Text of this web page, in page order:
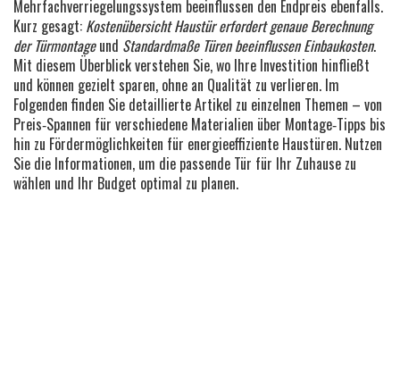
Mehrfachverriegelungssystem beeinflussen den Endpreis ebenfalls.
Kurz gesagt: Kostenübersicht Haustür erfordert genaue Berechnung
der Türmontageund Standardmaße Türen beeinflussen Einbaukosten.
Mit diesem Überblick verstehen Sie, wo Ihre Investition hinfließt
und können gezielt sparen, ohne an Qualität zu verlieren. Im
Folgenden finden Sie detaillierte Artikel zu einzelnen Themen – von
Preis‑Spannen für verschiedene Materialien über Montage‑Tipps bis
hin zu Fördermöglichkeiten für energieeffiziente Haustüren. Nutzen
Sie die Informationen, um die passende Tür für Ihr Zuhause zu
wählen und Ihr Budget optimal zu planen.